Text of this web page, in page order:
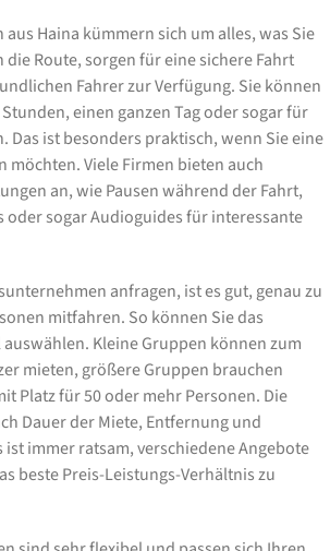
Haina kümmern sich um alles, was Sie
die Route, sorgen für eine sichere Fahrt
Fahrer zur Verfügung. Sie können
einen ganzen Tag oder sogar für
Das ist besonders praktisch, wenn Sie eine
möchten. Viele Firmen bieten auch
an, wie Pausen während der Fahrt,
oder sogar Audioguides für interessante
anfragen, ist es gut, genau zu
mitfahren. So können Sie das
Kleine Gruppen können zum
mieten, größere Gruppen brauchen
Platz für 50 oder mehr Personen. Die
Dauer der Miete, Entfernung und
ist immer ratsam, verschiedene Angebote
beste Preis-Leistungs-Verhältnis zu